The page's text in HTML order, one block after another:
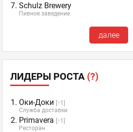
Schulz Brewery
Пивное заведение
далее
ЛИДЕРЫ РОСТА (?)
Оки-Доки [↑1]
Служба доставки
Primavera [↑1]
Ресторан